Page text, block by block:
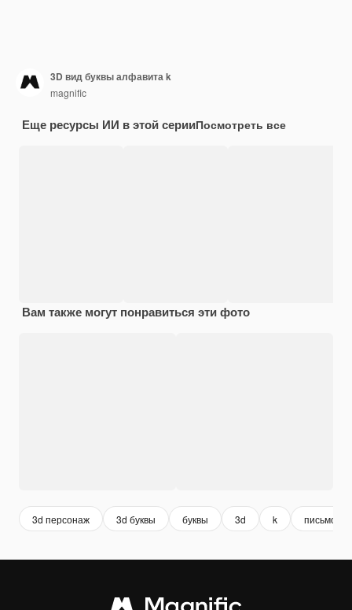
3D вид буквы алфавита k
magnific
Еще ресурсы ИИ в этой серииПосмотреть все
Вам также могут понравиться эти фото
3d персонаж 3d буквы буквы 3d k письмо